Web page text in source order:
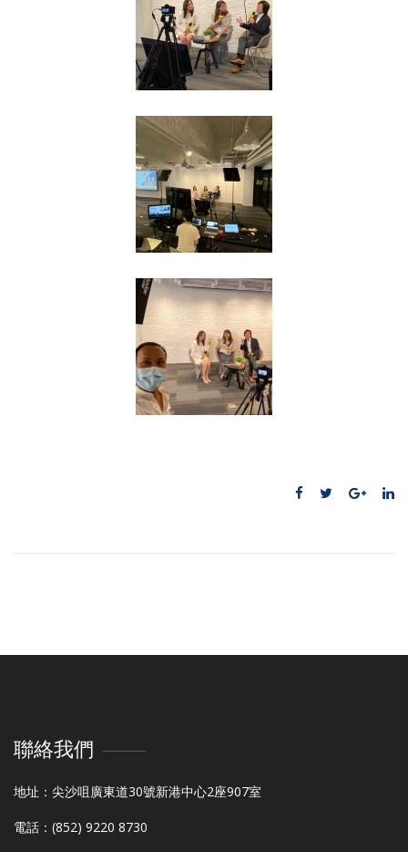
聯絡我們
地址：尖沙咀廣東道30號新港中心2座907室
電話：(852) 9220 8730